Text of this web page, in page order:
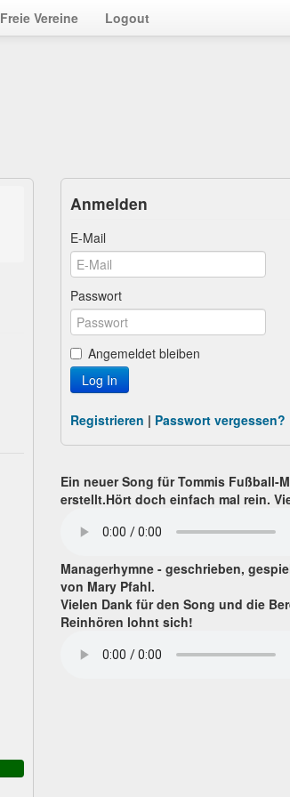
Freie Vereine Logout
Anmelden
E-Mail
Passwort
Angemeldet bleiben
Log In
Registrieren | Passwort vergessen?
Ein neuer Song für Tommis Fußball-
erstellt.Hört doch einfach mal rein.
Managerhymne - geschrieben,
von Mary Pfahl.
Vielen Dank für den Song und die
Reinhören lohnt sich!